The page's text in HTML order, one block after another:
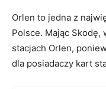
Orlen to jedna z
Polsce. Mając
stacjach Orlen,
dla posiadaczy kart